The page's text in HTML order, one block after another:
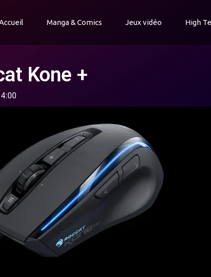
Manga & Comics Jeux vidéo High
Kone +